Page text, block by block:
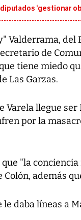
‘gestionar
Valderrama,
de
tiene miedo
Las Garzas.
Varela llegue
por la
"la
además
le daba líneas a